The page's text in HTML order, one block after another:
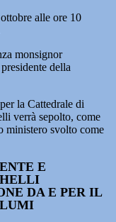
alle ore 10
monsignor
della
la Cattedrale di
verrà sepolto, come
ministero svolto come
E
DA E PER IL